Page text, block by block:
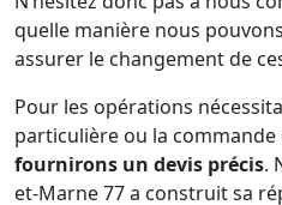
quelle manière nous
assurer le changement de
Pour les opérations
particulière ou la commande
fournirons un devis précis.
et-Marne 77 a construit sa